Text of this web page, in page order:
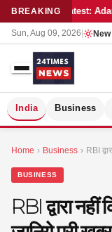
BREAKING Latest:
Sun, Aug 09, 2026
India Business
Home › Business › RBI
BUSINESS
RBI द्वारा नहीं